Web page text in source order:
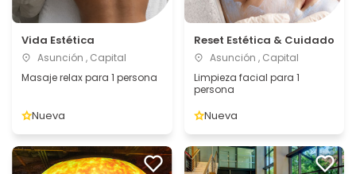
Vida Estética
Asunción , Capital
Masaje relax para 1 persona
Nueva
Reset Estética & Cuidado
Asunción , Capital
Limpieza facial para 1
persona
Nueva